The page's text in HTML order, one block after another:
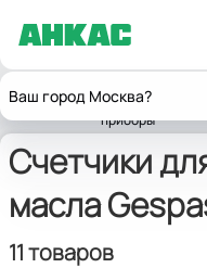
Ваш город Москва?
Главнаяизмерительные
приборы
Счетчики
масла
11 товаров